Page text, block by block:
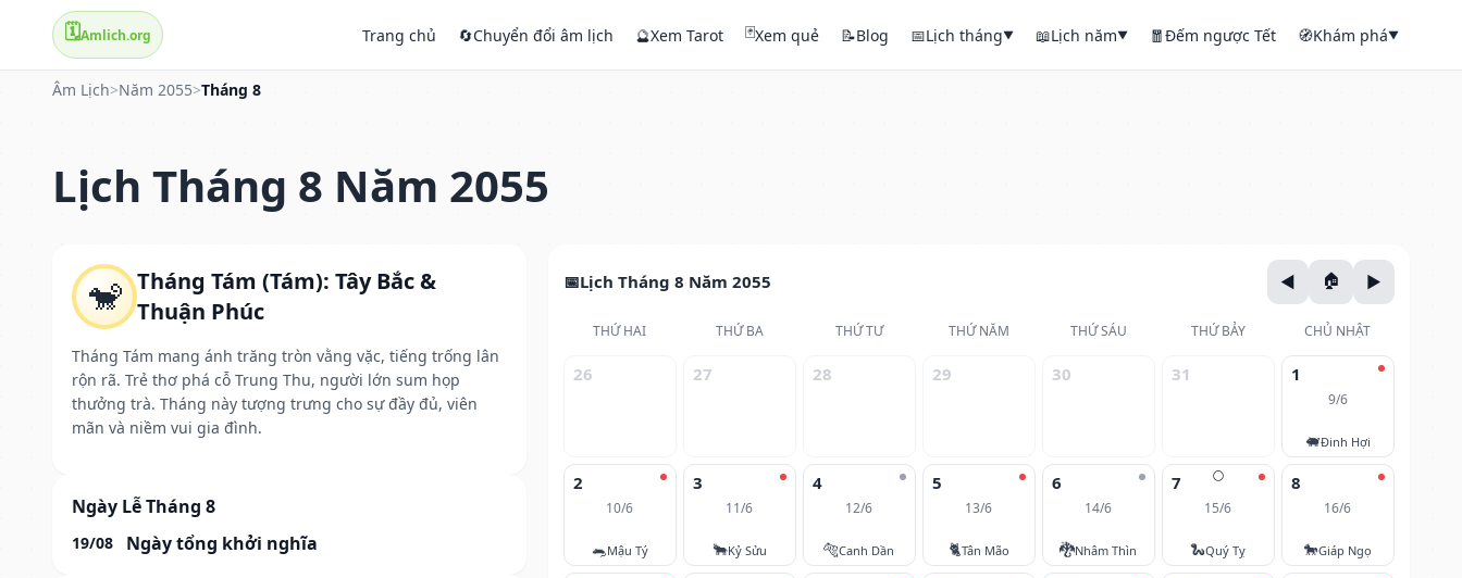
🗓️Amlich.org Trang chủ 🔄Chuyển đổi âm lịch 🔮Xem Tarot 🃏Xem quẻ 📝Blog 📅Lịch tháng▼ 📖Lịch năm▼ 🧧Đếm ngược Tết 🧭Khám phá▼
Âm Lịch>Năm 2055>Tháng 8
Lịch Tháng 8 Năm 2055
🐒 Tháng Tám (Tám): Tây Bắc &
Thuận Phúc
Tháng Tám mang ánh trăng tròn vằng vặc, tiếng trống lân
rộn rã. Trẻ thơ phá cỗ Trung Thu, người lớn sum họp
thưởng trà. Tháng này tượng trưng cho sự đầy đủ, viên
mãn và niềm vui gia đình.
Ngày Lễ Tháng 8
19/08 Ngày tổng khởi nghĩa
Lịch Tháng 8 Năm 2055
THỨ HAI THỨ BA THỨ TƯ THỨ NĂM THỨ SÁU THỨ BẢY CHỦ NHẬT
26 27 28 29 30 31 1
9/6
🐖Đinh Hợi
2
10/6
🐀Mậu Tý
3
11/6
🐂Kỷ Sửu
4
12/6
🐅Canh Dần
5
13/6
🐈Tân Mão
6
14/6
🐉Nhâm Thìn
🌕
7
15/6
🐍Quý Tỵ
8
16/6
🐎Giáp Ngọ